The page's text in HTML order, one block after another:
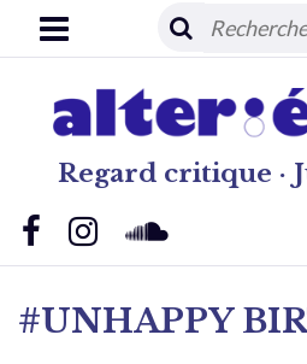
Regard critique ·
#UNHAPPY